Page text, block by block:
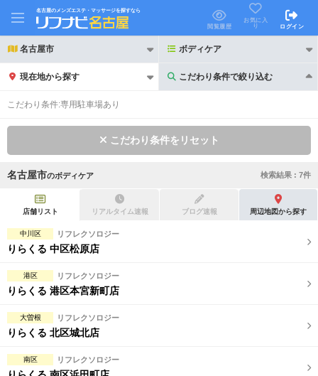
名古屋のメンズエステ・マッサージを探すなら
閲覧履歴
お気に入
り
ログイン
名古屋市 ボディケア
現在地から探す こだわり条件で絞り込む
こだわり条件で絞り込む
初回割引あり リピーター割引あり
団体割引
2名様歓迎
完全個室
こだわり条件:専用駐車場あり
こだわり条件をリセット
名古屋市のボディケア 検索結果 : 7件
店舗リスト リアルタイム速報 ブログ速報 周辺地図から探す
中川区 リフレクソロジー
りらくる 中区松原店
港区 リフレクソロジー
りらくる 港区本宮新町店
大曽根 リフレクソロジー
りらくる 北区城北店
南区 リフレクソロジー